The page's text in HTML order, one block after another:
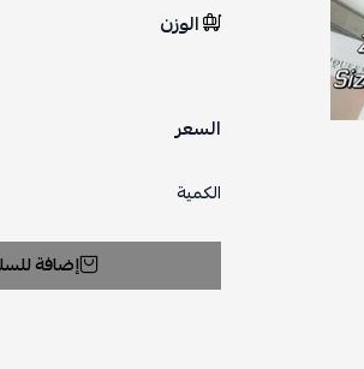
الوزن
السعر
الكمية
إضافة